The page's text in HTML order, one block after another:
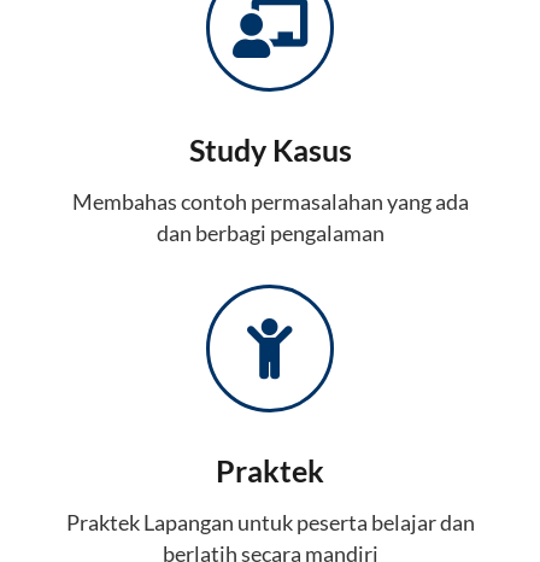
Study Kasus
Membahas contoh permasalahan yang ada
dan berbagi pengalaman
Praktek
Praktek Lapangan untuk peserta belajar dan
berlatih secara mandiri